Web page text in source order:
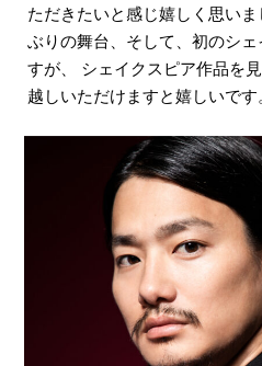
ただきたいと感じ嬉しく思い
ぶりの舞台、そして、初のシ
すが、 シェイクスピア作品を
越しいただけますと嬉しいです。